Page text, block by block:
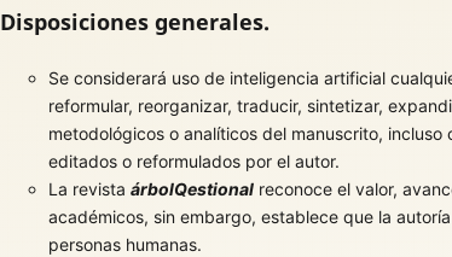
Disposiciones generales.
Se considerará uso de inteligencia artificial
reformular, reorganizar, traducir, sintetizar,
metodológicos o analíticos del manuscrito,
editados o reformulados por el autor.
La revista árbolQestional reconoce el valor,
académicos, sin embargo, establece que la
personas humanas.